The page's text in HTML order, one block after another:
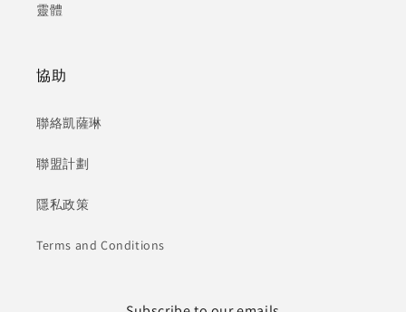
靈體
協助
聯絡凱薩琳
聯盟計劃
隱私政策
Terms and Conditions